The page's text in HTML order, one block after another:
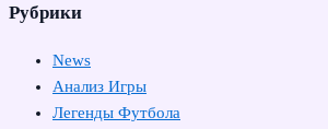
Рубрики
News
Анализ Игры
Легенды Футбола